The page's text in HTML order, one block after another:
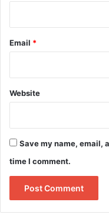
Email *
Website
Save my name, email,
time I comment.